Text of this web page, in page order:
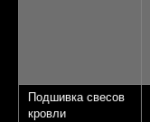
Подшивка свесов
кровли